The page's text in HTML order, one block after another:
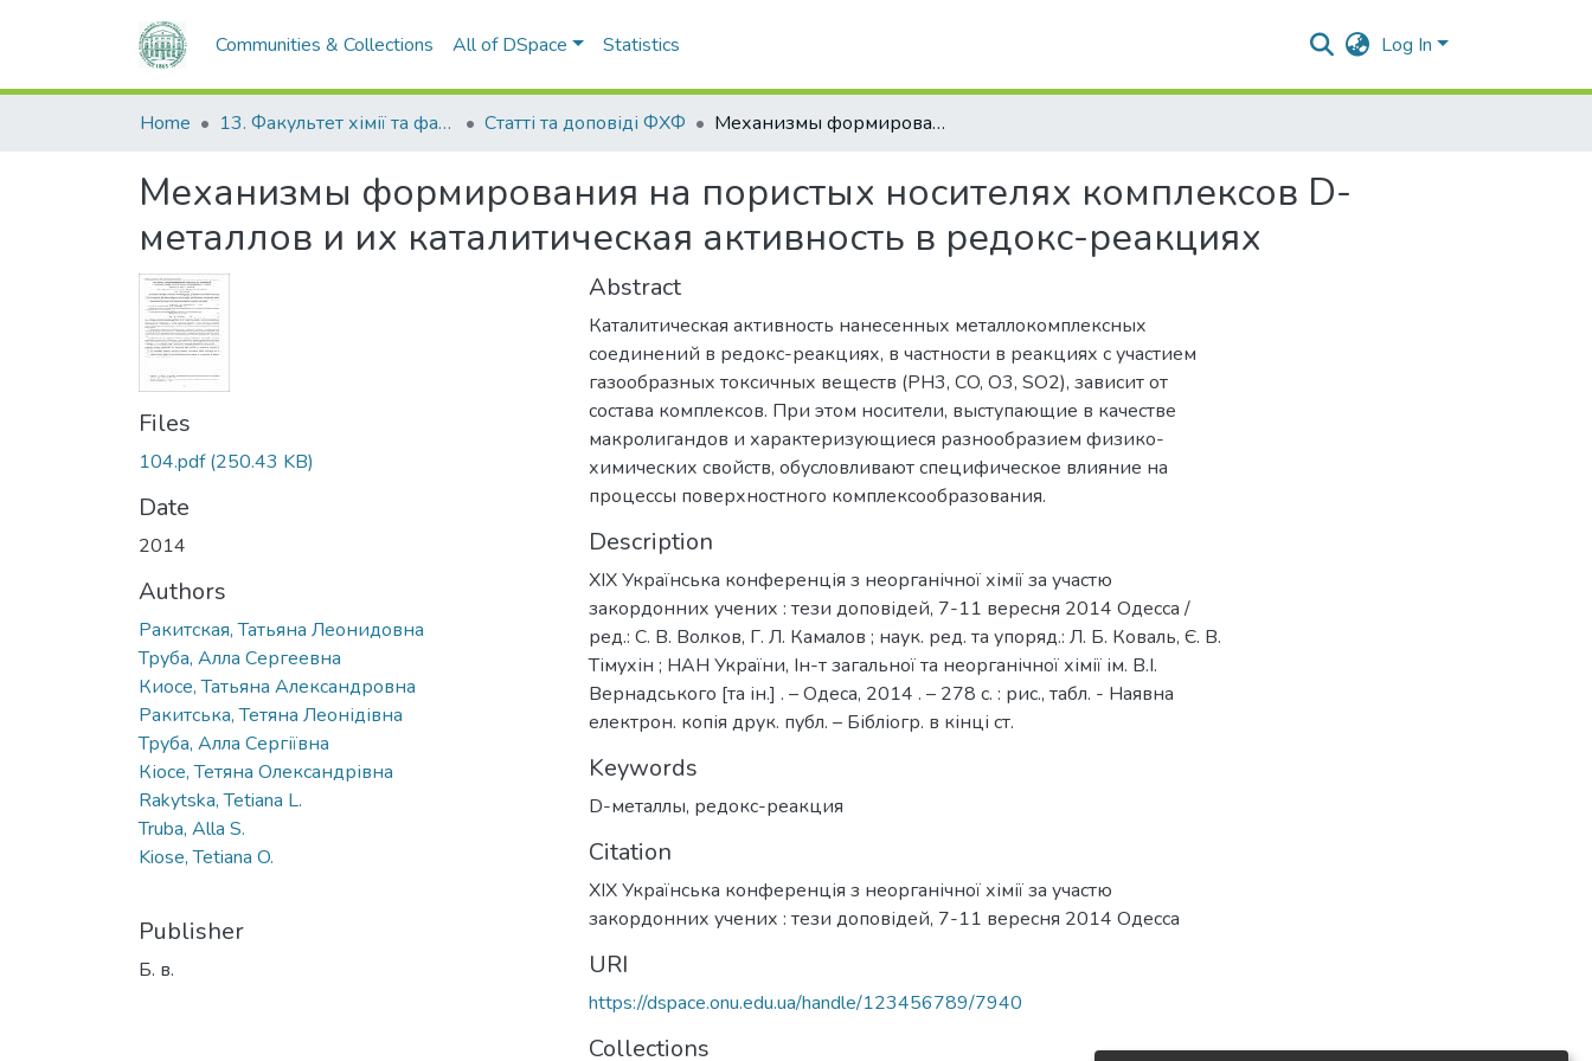
Communities & Collections All of DSpace Statistics Log In
Home 13. Факультет хімії та фармації Статті та доповіді ФХФ Механизмы формирования на пористых носителях комплексов D-металлов и их каталитическая активность в редокс-реакциях
Механизмы формирования на пористых носителях комплексов D-
металлов и их каталитическая активность в редокс-реакциях
Files
104.pdf(250.43 KB)
Date
2014
Authors
Ракитская, Татьяна Леонидовна
Труба, Алла Сергеевна
Киосе, Татьяна Александровна
Ракитська, Тетяна Леонідівна
Труба, Алла Сергіївна
Кіосе, Тетяна Олександрівна
Rakytska, Tetiana L.
Truba, Alla S.
Kiose, Tetiana O.
Publisher
Б. в.
Abstract
Каталитическая активность нанесенных металлокомплексных
соединений в редокс-реакциях, в частности в реакциях с участием
газообразных токсичных веществ (PH3, CO, O3, SO2), зависит от
состава комплексов. При этом носители, выступающие в качестве
макролигандов и характеризующиеся разнообразием физико-
химических свойств, обусловливают специфическое влияние на
процессы поверхностного комплексообразования.
Description
XIX Українська конференція з неорганічної хімії за участю
закордонних учених : тези доповідей, 7-11 вересня 2014 Одесса /
ред.: С. В. Волков, Г. Л. Камалов ; наук. ред. та упоряд.: Л. Б. Коваль, Є. В.
Тімухін ; НАН України, Ін-т загальної та неорганічної хімії ім. В.І.
Вернадського [та ін.] . – Одеса, 2014 . – 278 с. : рис., табл. - Наявна
електрон. копія друк. публ. – Бібліогр. в кінці ст.
Keywords
D-металлы, редокс-реакция
Citation
XIX Українська конференція з неорганічної хімії за участю
закордонних учених : тези доповідей, 7-11 вересня 2014 Одесса
URI
https://dspace.onu.edu.ua/handle/123456789/7940
Collections